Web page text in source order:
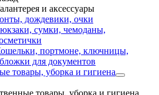
и аксессуары
дождевики, очки
сумки, чемоданы,
портмоне, ключницы,
для документов
товары, уборка и гигиена
товары, уборка и гигиена